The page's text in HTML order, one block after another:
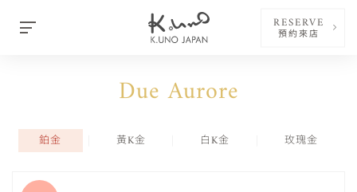
RESERVE
預約來店
Due Aurore
鉑金 黃K金 白K金 玫瑰金